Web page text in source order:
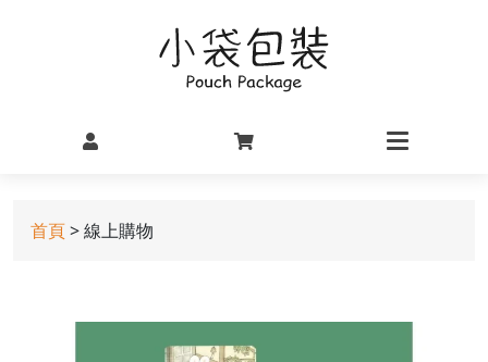
首頁> 線上購物